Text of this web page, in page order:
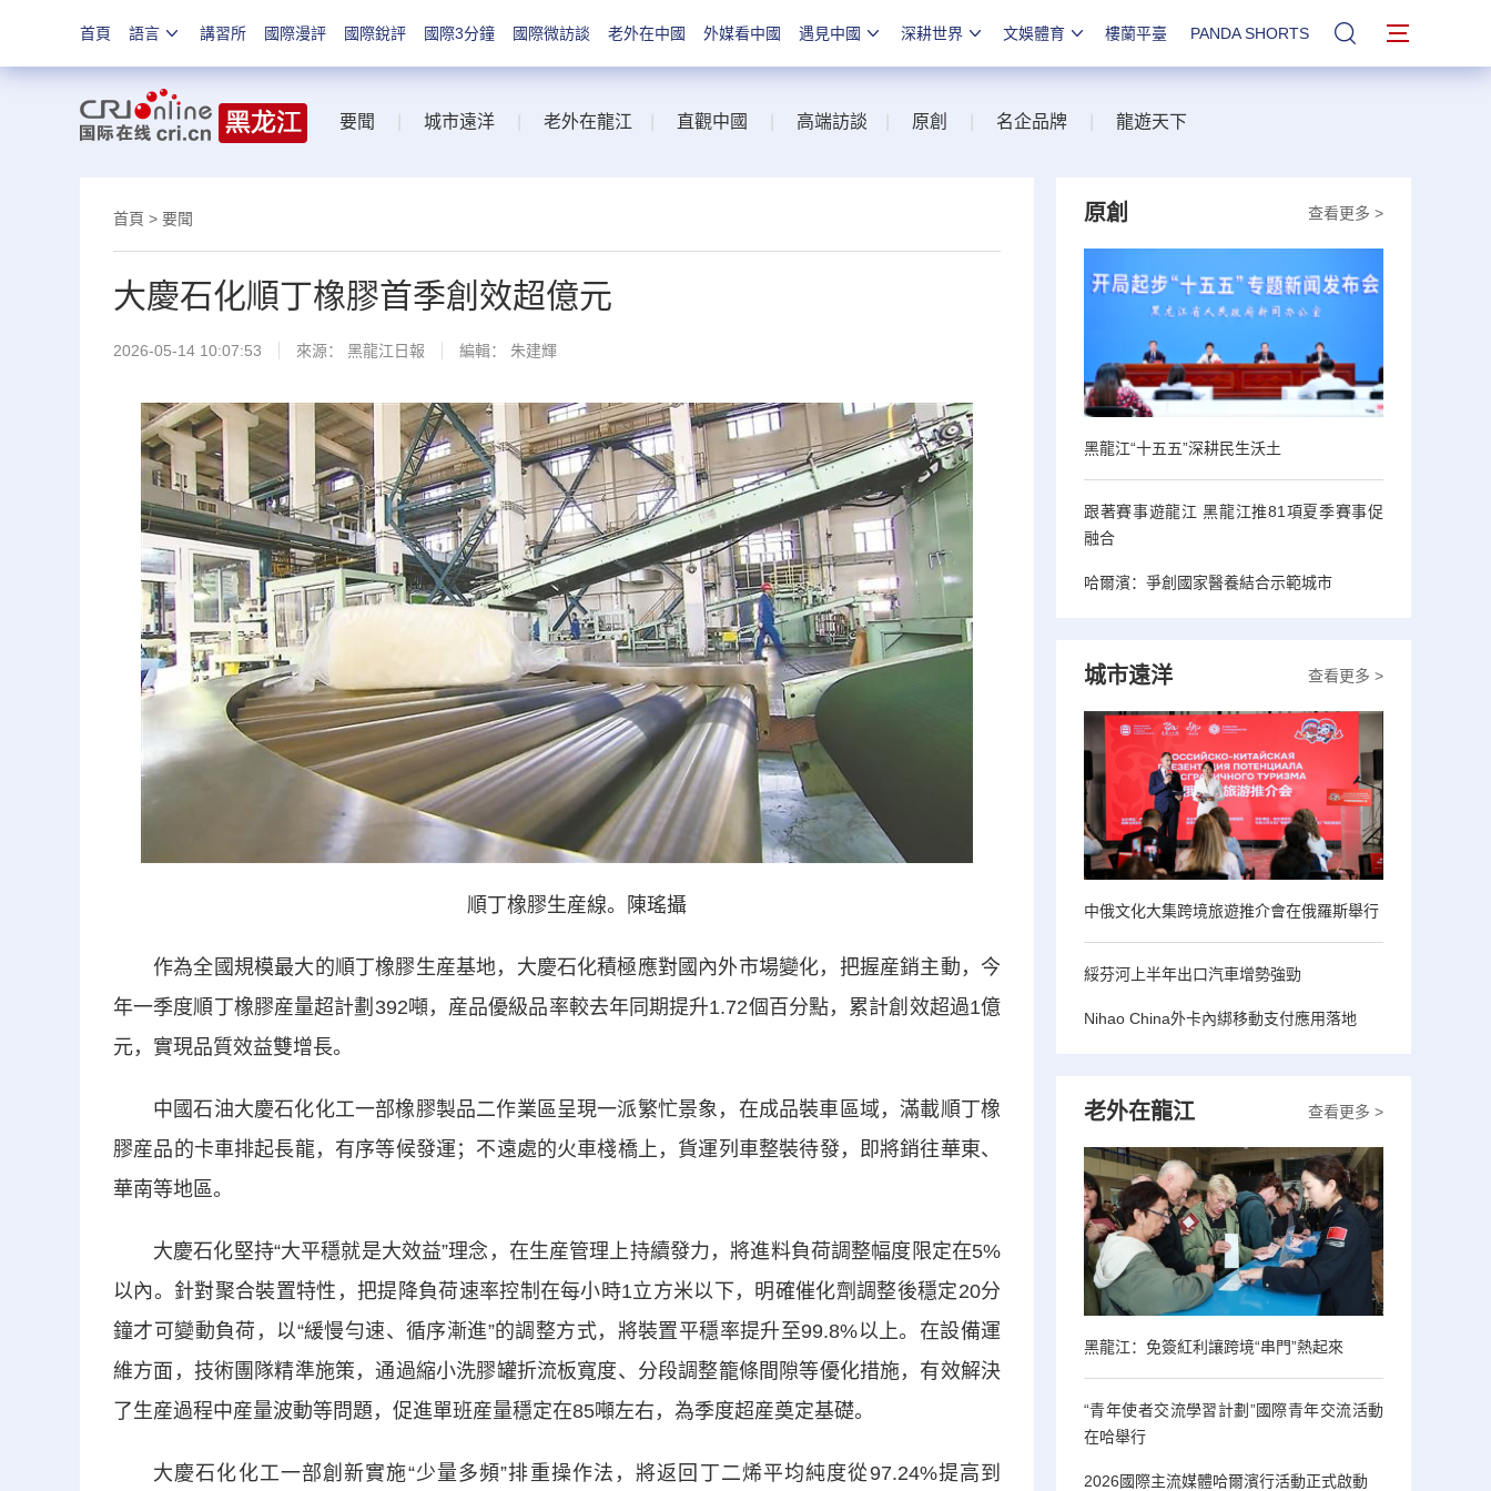
首頁 語言 講習所 國際漫評 國際銳評 國際3分鐘 國際微訪談 老外在中國 外媒看中國 遇見中國 深耕世界 文娛體育 樓蘭平臺 PANDA SHORTS 站內搜索
要聞 城市遠洋 老外在龍江 直觀中國 高端訪談 原創 名企品牌 龍遊天下
首頁 > 要聞
大慶石化順丁橡膠首季創效超億元
2026-05-14 10:07:53 來源： 黑龍江日報 編輯： 朱建輝
順丁橡膠生産線。陳瑤攝
作為全國規模最大的順丁橡膠生産基地，大慶石化積極應對國內外市場變化，把握産銷主動，今
年一季度順丁橡膠産量超計劃392噸，産品優級品率較去年同期提升1.72個百分點，累計創效超過1億
元，實現品質效益雙增長。
中國石油大慶石化化工一部橡膠製品二作業區呈現一派繁忙景象，在成品裝車區域，滿載順丁橡
膠産品的卡車排起長龍，有序等候發運；不遠處的火車棧橋上，貨運列車整裝待發，即將銷往華東、
華南等地區。
大慶石化堅持“大平穩就是大效益”理念，在生産管理上持續發力，將進料負荷調整幅度限定在5%
以內。針對聚合裝置特性，把提降負荷速率控制在每小時1立方米以下，明確催化劑調整後穩定20分
鐘才可變動負荷，以“緩慢勻速、循序漸進”的調整方式，將裝置平穩率提升至99.8%以上。在設備運
維方面，技術團隊精準施策，通過縮小洗膠罐折流板寬度、分段調整籠條間隙等優化措施，有效解決
了生産過程中産量波動等問題，促進單班産量穩定在85噸左右，為季度超産奠定基礎。
大慶石化化工一部創新實施“少量多頻”排重操作法，將返回丁二烯平均純度從97.24%提高到
查看更多 >
原創
黑龍江“十五五”深耕民生沃土
跟著賽事遊龍江 黑龍江推81項夏季賽事促
融合
哈爾濱：爭創國家醫養結合示範城市
查看更多 >
城市遠洋
中俄文化大集跨境旅遊推介會在俄羅斯舉行
綏芬河上半年出口汽車增勢強勁
Nihao China外卡內綁移動支付應用落地
查看更多 >
老外在龍江
黑龍江：免簽紅利讓跨境“串門”熱起來
“青年使者交流學習計劃”國際青年交流活動
在哈舉行
2026國際主流媒體哈爾濱行活動正式啟動